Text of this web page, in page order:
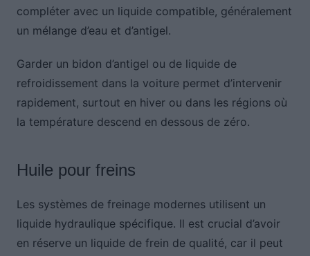
compléter avec un liquide compatible, généralement
un mélange d’eau et d’antigel.
Garder un bidon d’antigel ou de liquide de
refroidissement dans la voiture permet d’intervenir
rapidement, surtout en hiver ou dans les régions où
la température descend en dessous de zéro.
Huile pour freins
Les systèmes de freinage modernes utilisent un
liquide hydraulique spécifique. Il est crucial d’avoir
en réserve un liquide de frein de qualité, car il peut